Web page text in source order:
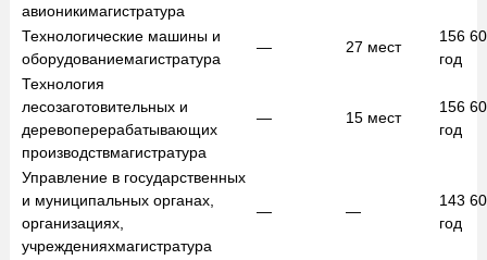
авионикимагистратура
Технологические машины и
оборудованиемагистратура
— 27 мест
156
год
Технология
лесозаготовительных и
деревоперерабатывающих
производствмагистратура
— 15 мест
156
год
Управление в государственных
и муниципальных органах,
организациях,
учрежденияхмагистратура
— —
143
год